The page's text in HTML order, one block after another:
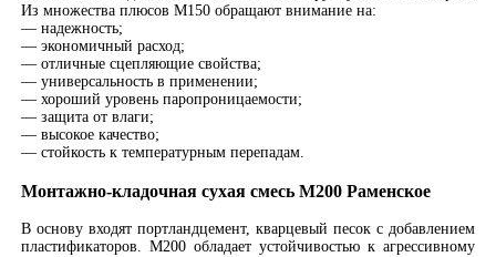
Из множества плюсов М150 обращают внимание на:
— надежность;
— экономичный расход;
— отличные сцепляющие свойства;
— универсальность в применении;
— хороший уровень паропроницаемости;
— защита от влаги;
— высокое качество;
— стойкость к температурным перепадам.
Монтажно-кладочная сухая смесь М200 Раменское
В основу входят портландцемент, кварцевый песок с добавлением
пластификаторов. М200 обладает устойчивостью к агрессивному